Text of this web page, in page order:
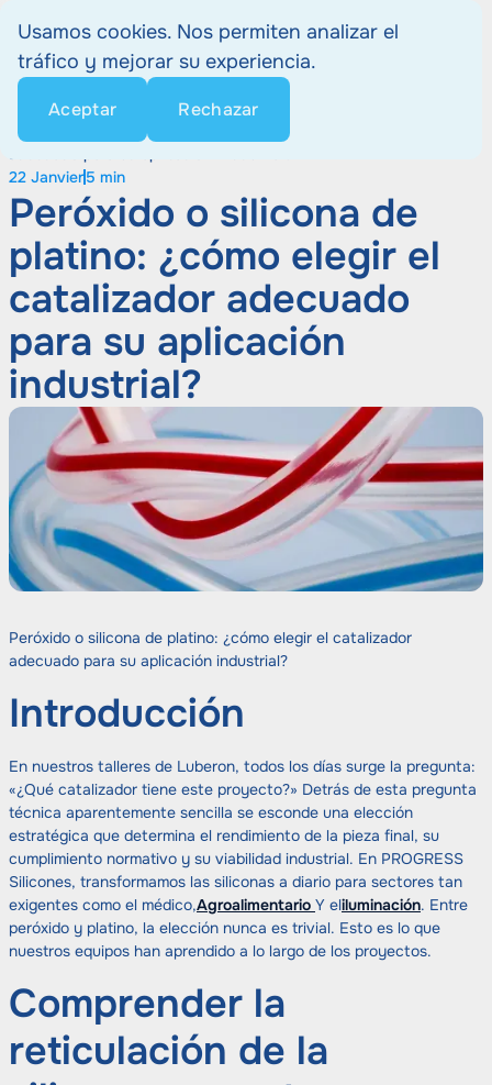
Usamos cookies. Nos permiten analizar el
tráfico y mejorar su experiencia.
Aceptar Rechazar
Noticias
Peróxido o silicona de platino: ¿cómo elegir el catalizador
adecuado para su aplicación industrial?
22 Janvier5 min
Peróxido o silicona de
platino: ¿cómo elegir el
catalizador adecuado
para su aplicación
industrial?
Peróxido o silicona de platino: ¿cómo elegir el catalizador
adecuado para su aplicación industrial?
Introducción
En nuestros talleres de Luberon, todos los días surge la pregunta:
«¿Qué catalizador tiene este proyecto?» Detrás de esta pregunta
técnica aparentemente sencilla se esconde una elección
estratégica que determina el rendimiento de la pieza final, su
cumplimiento normativo y su viabilidad industrial. En PROGRESS
Silicones, transformamos las siliconas a diario para sectores tan
exigentes como el médico,Agroalimentario Y eliluminación. Entre
peróxido y platino, la elección nunca es trivial. Esto es lo que
nuestros equipos han aprendido a lo largo de los proyectos.
Comprender la
reticulación de la